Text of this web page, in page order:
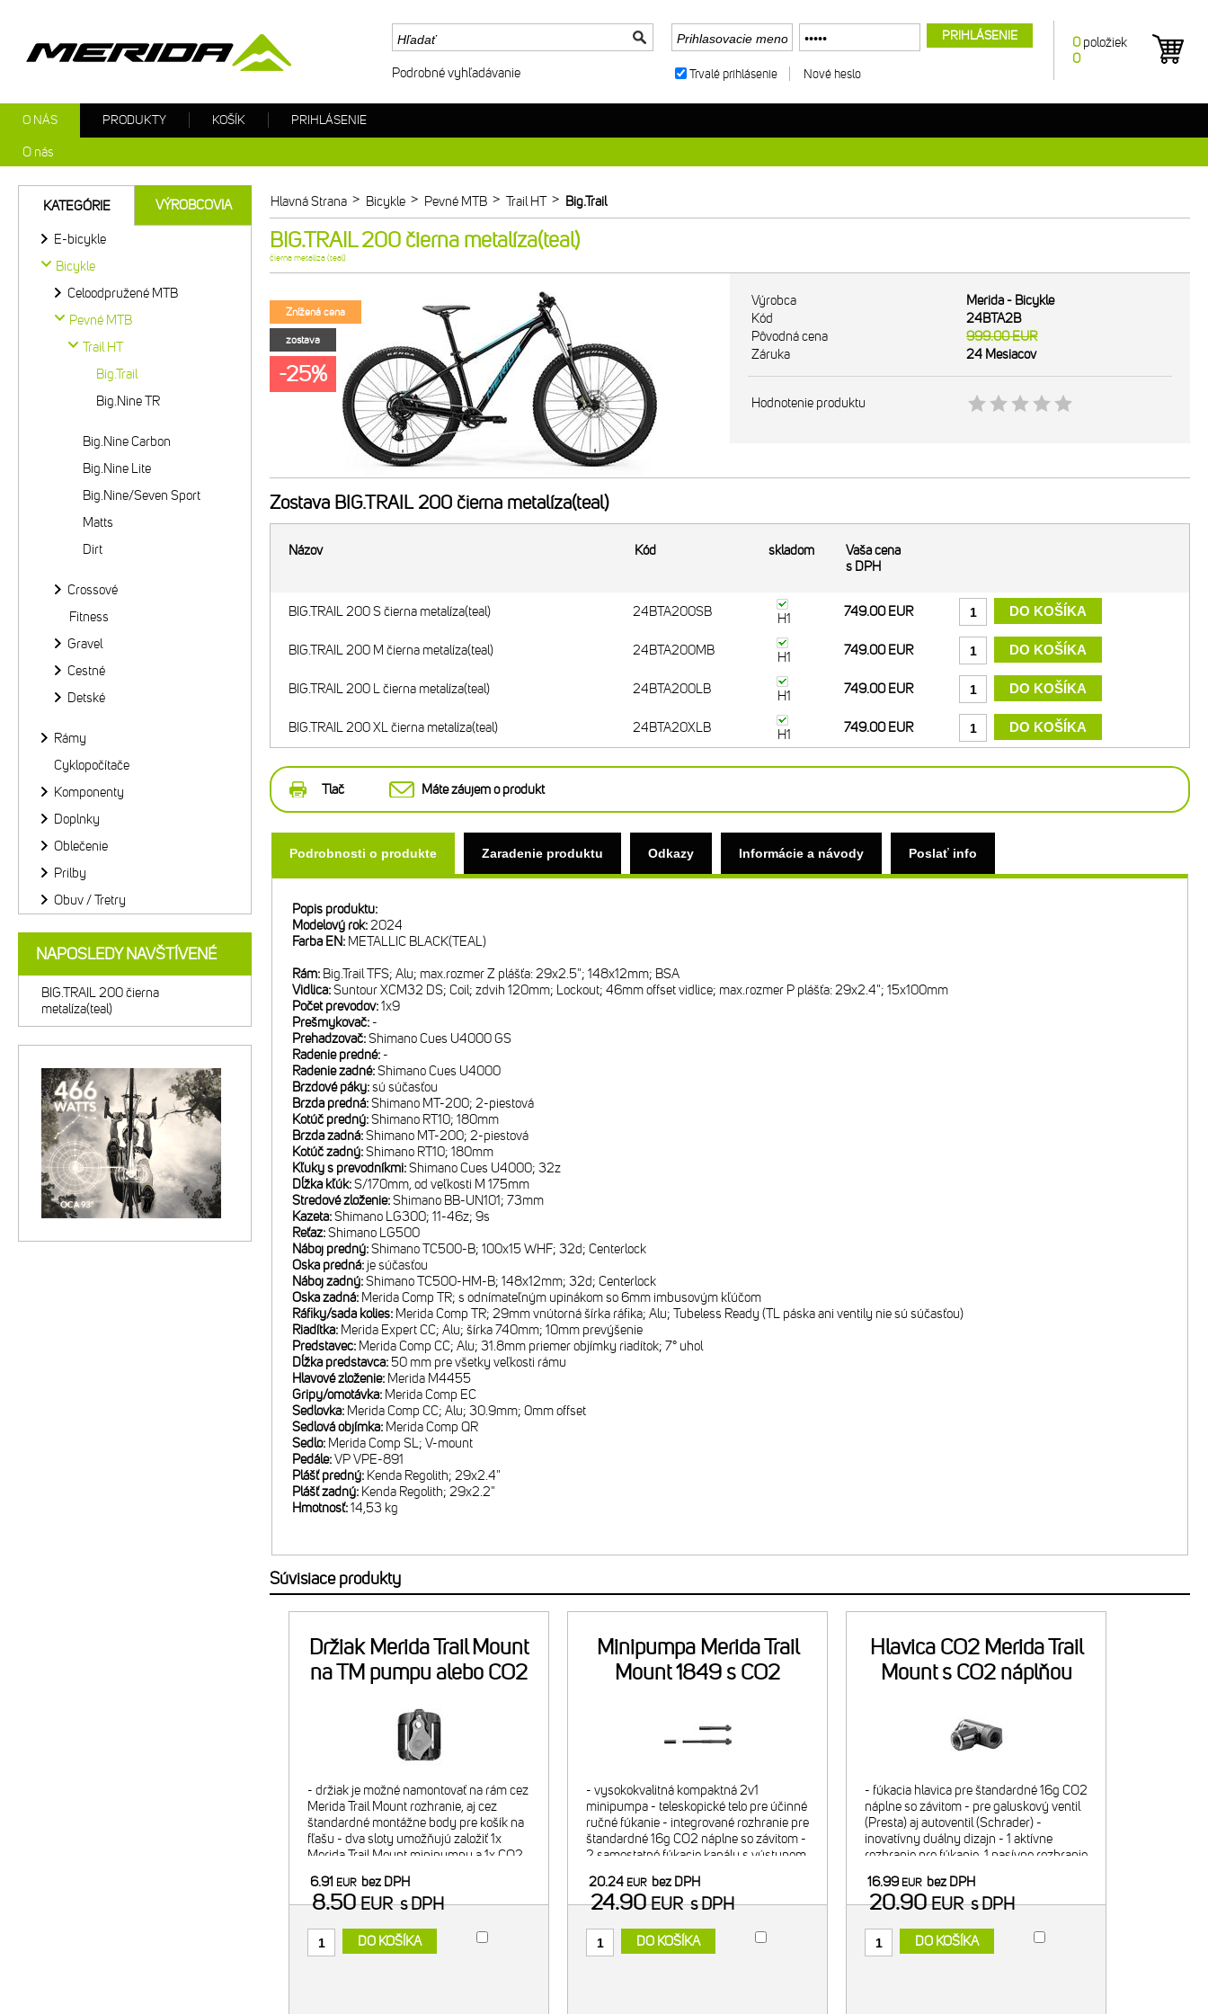
Hlavná Strana > Bicykle > Pevné MTB > Trail HT > Big.Trail
BIG.TRAIL 200 čierna metalíza(teal)
čierna metalíza (teal)
Znížená cena
zostava
-25%
Výrobca
Merida - Bicykle
Kód
24BTA2B
Pôvodná cena
999.00EUR
Záruka
24 Mesiacov
Hodnotenie produktu
Zostava BIG.TRAIL 200 čierna metalíza(teal)
Názov Kód skladom
Vaša cena
s DPH
BIG.TRAIL 200 S čierna metalíza(teal) 24BTA200SB H1 749.00 EUR
BIG.TRAIL 200 M čierna metalíza(teal) 24BTA200MB H1 749.00 EUR
BIG.TRAIL 200 L čierna metalíza(teal) 24BTA200LB H1 749.00 EUR
BIG.TRAIL 200 XL čierna metalíza(teal) 24BTA20XLB H1 749.00 EUR
Tlač Máte záujem o produkt
Podrobnosti o produkte Zaradenie produktu Odkazy Informácie a návody Poslať info
Popis produktu:
Modelový rok:2024
Farba EN: METALLIC BLACK(TEAL)
Rám: Big.Trail TFS; Alu; max.rozmer Z plášťa: 29x2.5"; 148x12mm; BSA
Vidlica:Suntour XCM32 DS; Coil; zdvih 120mm; Lockout; 46mm offset vidlice; max.rozmer P plášťa: 29x2.4"; 15x100mm
Počet prevodov:1x9
Prešmykovač: -
Prehadzovač:Shimano Cues U4000 GS
Radenie predné: -
Radenie zadné:Shimano Cues U4000
Brzdové páky:sú súčasťou
Brzda predná:Shimano MT-200; 2-piestová
Kotúč predný:Shimano RT10; 180mm
Brzda zadná:Shimano MT-200; 2-piestová
Kotúč zadný:Shimano RT10; 180mm
Kľuky s prevodníkmi:Shimano Cues U4000; 32z
Dĺžka kľúk:S/170mm, od veľkosti M 175mm
Stredové zloženie:Shimano BB-UN101; 73mm
Kazeta:Shimano LG300; 11-46z; 9s
Reťaz:Shimano LG500
Náboj predný:Shimano TC500-B; 100x15 WHF; 32d; Centerlock
Oska predná: je súčasťou
Náboj zadný:Shimano TC500-HM-B; 148x12mm; 32d; Centerlock
Oska zadná: Merida Comp TR; s odnímateľným upinákom so 6mm imbusovým kľúčom
Ráfiky/sada kolies: Merida Comp TR; 29mm vnútorná šírka ráfika; Alu; Tubeless Ready (TL páska ani ventily nie sú súčasťou)
Riadítka: Merida Expert CC; Alu; šírka 740mm; 10mm prevýšenie
Predstavec: Merida Comp CC; Alu; 31.8mm priemer objímky riadítok; 7° uhol
Dĺžka predstavca: 50 mm pre všetky veľkosti rámu
Hlavové zloženie: Merida M4455
Gripy/omotávka: Merida Comp EC
Sedlovka: Merida Comp CC; Alu; 30.9mm; 0mm offset
Sedlová objímka: Merida Comp QR
Sedlo: Merida Comp SL; V-mount
Pedále:VP VPE-891
Plášť predný: Kenda Regolith; 29x2.4"
Plášť zadný: Kenda Regolith; 29x2.2"
Hmotnosť:14,53 kg
Súvisiace produkty
Držiak Merida Trail Mount
na TM pumpu alebo CO2
- držiak je možné namontovať na rám cez
Merida Trail Mount rozhranie, aj cez
štandardné montážne body pre košík na
fľašu - dva sloty umožňujú založiť 1x
Merida Trail Mount minipumpu a 1x CO2
minipumpy) - pomocou priloženej
6.91 EUR bez DPH
8.50EURs DPH
DO KOŠÍKA
Minipumpa Merida Trail
Mount 1849 s CO2
- vysokokvalitná kompaktná 2v1
minipumpa - teleskopické telo pre účinné
ručné fúkanie - integrované rozhranie pre
štandardné 16g CO2 náplne so závitom -
2 samostatné fúkacie kanály s výstupom
pumpu - vhodná LE
20.24 EUR bez DPH
24.90EURs DPH
DO KOŠÍKA
Hlavica CO2 Merida Trail
Mount s CO2 náplňou
- fúkacia hlavica pre štandardné 16g CO2
náplne so závitom - pre galuskový ventil
(Presta) aj autoventil (Schrader) -
inovatívny duálny dizajn - 1 aktívne
rozhranie pre fúkanie, 1 pasívne rozhranie
- regulácia f
16.99EUR bez DPH
20.90EURs DPH
DO KOŠÍKA
KATEGÓRIE VÝROBCOVIA
E-bicykle
Bicykle
Celoodpružené MTB
Pevné MTB
Trail HT
Big.Trail
Big.Nine TR
Big.Nine Carbon
Big.Nine Lite
Big.Nine/Seven Sport
Matts
Dirt
Crossové
Fitness
Gravel
Cestné
Detské
Rámy
Cyklopočítače
Komponenty
Doplnky
Oblečenie
Prilby
Obuv / Tretry
NAPOSLEDY NAVŠTÍVENÉ
BIG.TRAIL 200 čierna
metalíza(teal)
Podrobné vyhľadávanie
O NÁS
O nás
PRODUKTY KOŠÍK PRIHLÁSENIE
0 položiek
0
PRIHLÁSENIE
Trvalé prihlásenie Nové heslo